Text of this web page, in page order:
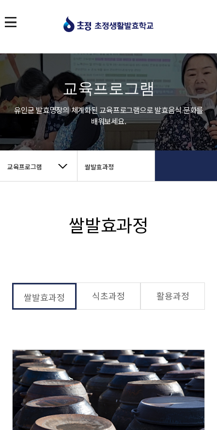
교육프로그램
유인균 발효명장의 체계화된 교육프로그램으로 발효음식 문화를
배워보세요.
교육프로그램 쌀발효과정
쌀발효과정
쌀발효과정 식초과정 활용과정